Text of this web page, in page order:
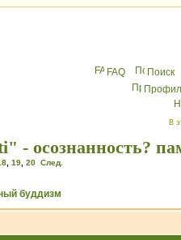
FAQ Поиск
В
- осознанность?
19 20 След.
буддизм